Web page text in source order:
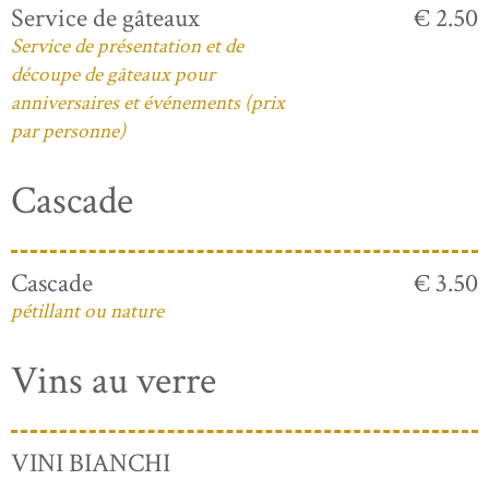
Service de gâteaux
Service de présentation et de
découpe de gâteaux pour
anniversaires et événements (prix
par personne)
€ 2.50
Cascade
Cascade
pétillant ou nature
€ 3.50
Vins au verre
VINI BIANCHI